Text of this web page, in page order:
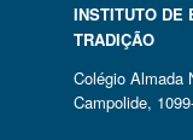
INSTITUTO DE
TRADIÇÃO
Colégio Almada
Campolide,